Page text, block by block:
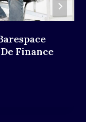
Finance